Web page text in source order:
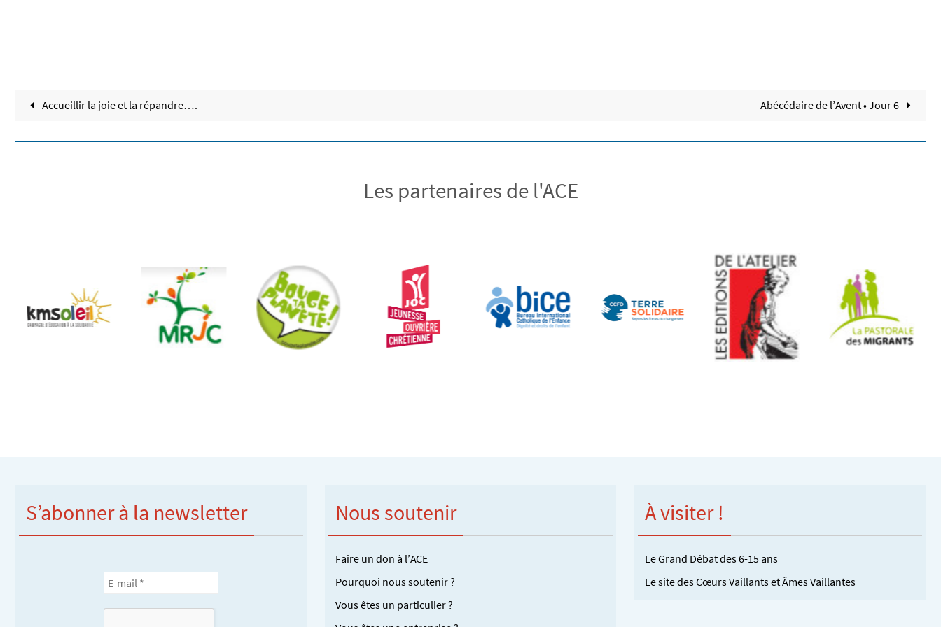
Accueillir la joie et la répandre…. Abécédaire de l’Avent • Jour 6
Les partenaires de l'ACE
S’abonner à la newsletter Nous soutenir
Faire un don à l’ACE
Pourquoi nous soutenir ?
Vous êtes un particulier ?
À visiter !
Le Grand Débat des 6-15 ans
Le site des Cœurs Vaillants et Âmes Vaillantes